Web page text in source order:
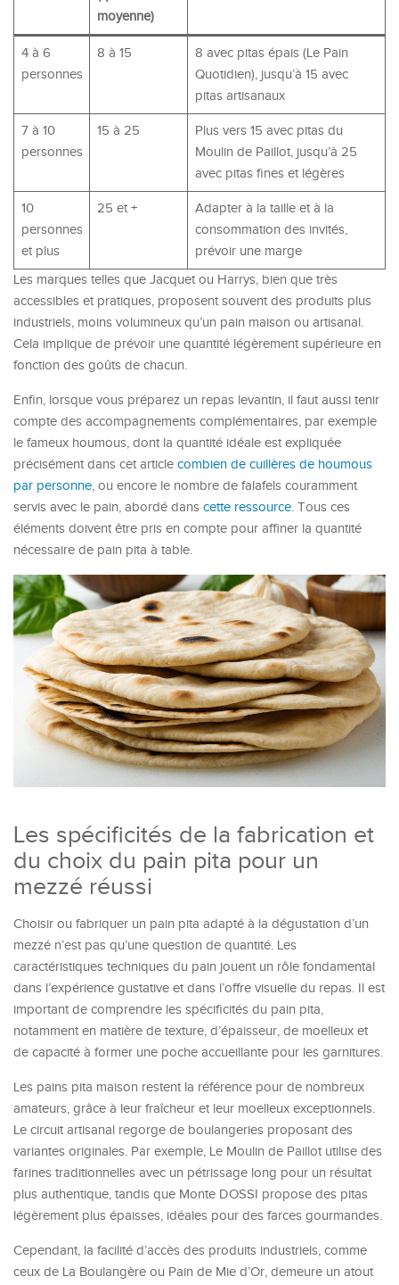
moyenne)
4 à 6
personnes
8 à 15
8 avec pitas épais (Le Pain
Quotidien), jusqu’à 15 avec
pitas artisanaux
7 à 10
personnes
15 à 25
Plus vers 15 avec pitas du
Moulin de Paillot, jusqu’à 25
avec pitas fines et légères
10
personnes
et plus
25 et +
Adapter à la taille et à la
consommation des invités,
prévoir une marge
Les marques telles que Jacquet ou Harrys, bien que très
accessibles et pratiques, proposent souvent des produits plus
industriels, moins volumineux qu’un pain maison ou artisanal.
Cela implique de prévoir une quantité légèrement supérieure en
fonction des goûts de chacun.
Enfin, lorsque vous préparez un repas levantin, il faut aussi tenir
compte des accompagnements complémentaires, par exemple
le fameux houmous, dont la quantité idéale est expliquée
précisément dans cet article combien de cuillères de houmous
par personne, ou encore le nombre de falafels couramment
servis avec le pain, abordé dans cette ressource. Tous ces
éléments doivent être pris en compte pour affiner la quantité
nécessaire de pain pita à table.
Les spécificités de la fabrication et
du choix du pain pita pour un
mezzé réussi
Choisir ou fabriquer un pain pita adapté à la dégustation d’un
mezzé n’est pas qu’une question de quantité. Les
caractéristiques techniques du pain jouent un rôle fondamental
dans l’expérience gustative et dans l’offre visuelle du repas. Il est
important de comprendre les spécificités du pain pita,
notamment en matière de texture, d’épaisseur, de moelleux et
de capacité à former une poche accueillante pour les garnitures.
Les pains pita maison restent la référence pour de nombreux
amateurs, grâce à leur fraîcheur et leur moelleux exceptionnels.
Le circuit artisanal regorge de boulangeries proposant des
variantes originales. Par exemple, Le Moulin de Paillot utilise des
farines traditionnelles avec un pétrissage long pour un résultat
plus authentique, tandis que Monte DOSSI propose des pitas
légèrement plus épaisses, idéales pour des farces gourmandes.
Cependant, la facilité d’accès des produits industriels, comme
ceux de La Boulangère ou Pain de Mie d’Or, demeure un atout